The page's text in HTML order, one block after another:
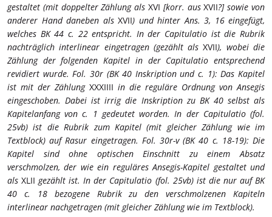
gestaltet (mit doppelter Zählung als XVI [korr. ausXVII?] sowie von
anderer Hand daneben als XVII) und hinter Ans. 3, 16 eingefügt,
welches BK 44 c. 22 entspricht. In der Capitulatio ist die Rubrik
nachträglich interlinear eingetragen (gezählt alsXVII), wobei die
Zählung der folgenden Kapitel in der Capitulatio entsprechend
revidiert wurde.Fol. 30r (BK 40 Inskription und c. 1): Das Kapitel
ist mit der Zählung XXXIIII in die reguläre Ordnung von Ansegis
eingeschoben. Dabei ist irrig die Inskription zu BK 40 selbst als
Kapitelanfang von c. 1 gedeutet worden. In der Capitulatio (fol.
25vb) ist die Rubrik zum Kapitel (mit gleicher Zählung wie im
Textblock) auf Rasur eingetragen. Fol. 30r-v (BK 40 c. 18-19): Die
Kapitel sind ohne optischen Einschnitt zu einem Absatz
verschmolzen, der wie ein reguläres Ansegis-Kapitel gestaltet und
alsXLII gezählt ist. In der Capitulatio (fol. 25vb) ist die nur auf BK
40 c. 18 bezogene Rubrik zu den verschmolzenen Kapiteln
interlinear nachgetragen (mit gleicher Zählung wie im Textblock).